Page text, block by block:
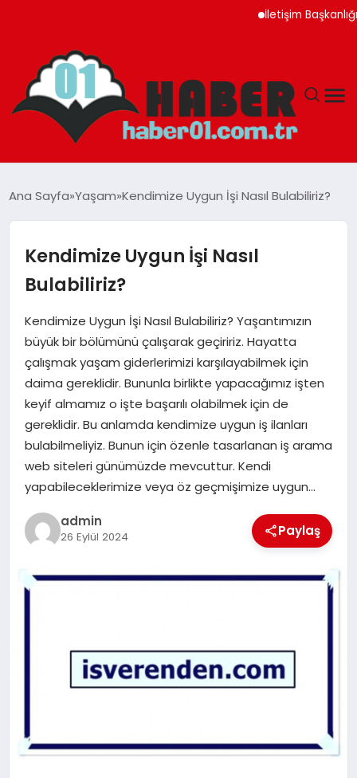
İletişim Başkanlığı
ADANA
YAŞAM
MAGAZIN
EĞITIM
TEKNOLOJI
Ana Sayfa Yaşam Kendimize Uygun İşi Nasıl Bulabiliriz?
Kendimize Uygun İşi Nasıl
Bulabiliriz?
Kendimize Uygun İşi Nasıl Bulabiliriz? Yaşantımızın
büyük bir bölümünü çalışarak geçiririz. Hayatta
çalışmak yaşam giderlerimizi karşılayabilmek için
daima gereklidir. Bununla birlikte yapacağımız işten
keyif almamız o işte başarılı olabilmek için de
gereklidir. Bu anlamda kendimize uygun iş ilanları
bulabilmeliyiz. Bunun için özenle tasarlanan iş arama
web siteleri günümüzde mevcuttur. Kendi
yapabileceklerimize veya öz geçmişimize uygun…
admin
26 Eylül 2024 Paylaş